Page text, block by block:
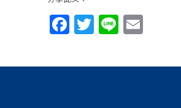
Facebook
Twitter
LineEmail